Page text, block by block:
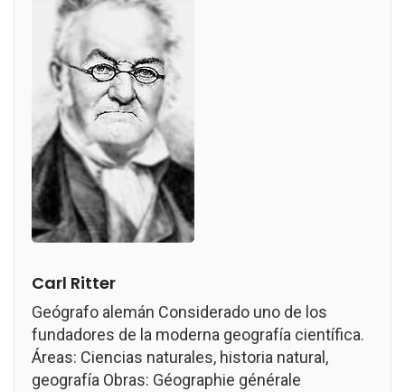
Carl Ritter
Geógrafo alemán Considerado uno de los
fundadores de la moderna geografía científica.
Áreas: Ciencias naturales, historia natural,
geografía Obras: Géographie générale